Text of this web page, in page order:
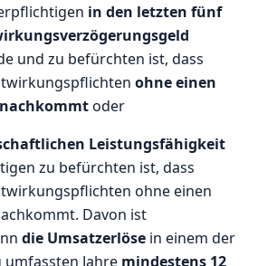
in den letzten fünf
und zu befürchten ist, dass
ohne einen
oder
Leistungsfähigkeit
zu befürchten ist, dass
ohne einen
Davon ist
die Umsatzerlöse in einem der
Jahre mindestens 12